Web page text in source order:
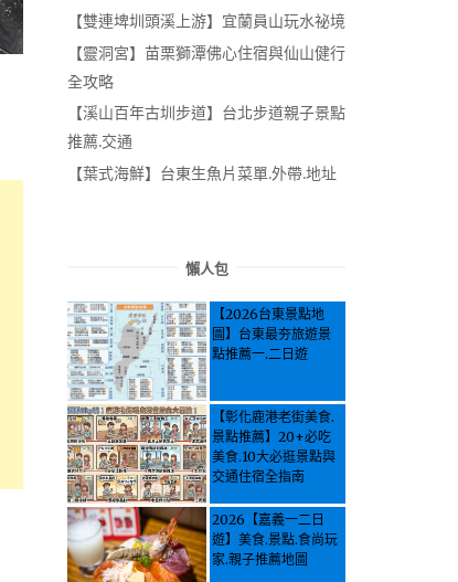
【雙連埤圳頭溪上游】宜蘭員山玩水祕境
【靈洞宮】苗栗獅潭佛心住宿與仙山健行
全攻略
【溪山百年古圳步道】台北步道親子景點
推薦.交通
【葉式海鮮】台東生魚片菜單.外帶.地址
懶人包
【2026台東景點地
圖】台東最夯旅遊景
點推薦一.二日遊
【彰化鹿港老街美食.
景點推薦】20+必吃
美食.10大必逛景點與
交通住宿全指南
2026【嘉義一二日
遊】美食.景點.食尚玩
家.親子推薦地圖